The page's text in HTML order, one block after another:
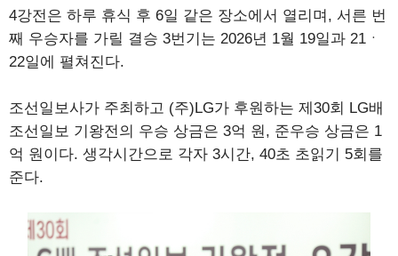
4강전은 하루 휴식 후 6일 같은 장소에서 열리며, 서른 번
째 우승자를 가릴 결승 3번기는 2026년 1월 19일과 21ㆍ
22일에 펼쳐진다.
조선일보사가 주최하고 (주)LG가 후원하는 제30회 LG배
조선일보 기왕전의 우승 상금은 3억 원, 준우승 상금은 1
억 원이다. 생각시간으로 각자 3시간, 40초 초읽기 5회를
준다.